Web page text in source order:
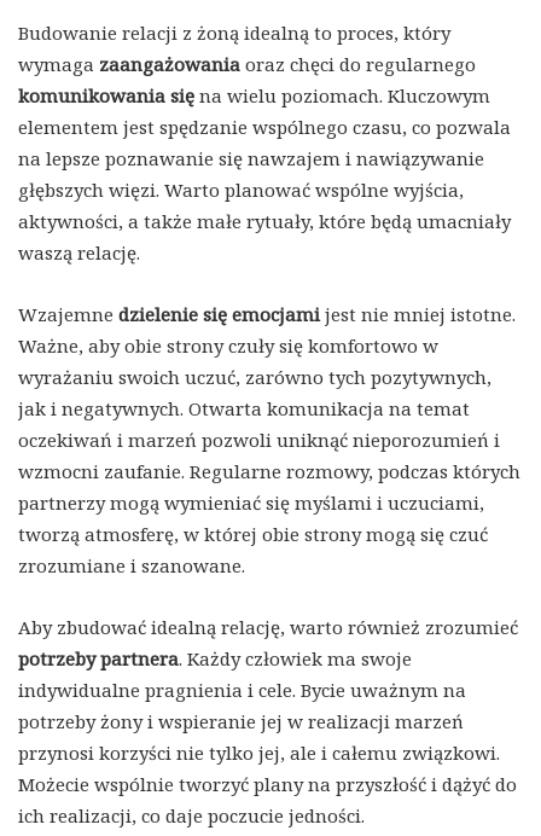
Budowanie relacji z żoną idealną to proces, który
wymaga zaangażowania oraz chęci do regularnego
komunikowania się na wielu poziomach. Kluczowym
elementem jest spędzanie wspólnego czasu, co pozwala
na lepsze poznawanie się nawzajem i nawiązywanie
głębszych więzi. Warto planować wspólne wyjścia,
aktywności, a także małe rytuały, które będą umacniały
waszą relację.
Wzajemne dzielenie się emocjami jest nie mniej istotne.
Ważne, aby obie strony czuły się komfortowo w
wyrażaniu swoich uczuć, zarówno tych pozytywnych,
jak i negatywnych. Otwarta komunikacja na temat
oczekiwań i marzeń pozwoli uniknąć nieporozumień i
wzmocni zaufanie. Regularne rozmowy, podczas których
partnerzy mogą wymieniać się myślami i uczuciami,
tworzą atmosferę, w której obie strony mogą się czuć
zrozumiane i szanowane.
Aby zbudować idealną relację, warto również zrozumieć
potrzeby partnera. Każdy człowiek ma swoje
indywidualne pragnienia i cele. Bycie uważnym na
potrzeby żony i wspieranie jej w realizacji marzeń
przynosi korzyści nie tylko jej, ale i całemu związkowi.
Możecie wspólnie tworzyć plany na przyszłość i dążyć do
ich realizacji, co daje poczucie jedności.